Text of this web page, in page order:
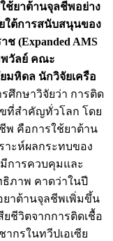
ช้ยาต้านจุลชีพอย่าง
ใต้การสนับสนุนของ
(Expanded AMS
วัลย์ คณะ
มหิดล นักวิจัยเครือ
ศึกษาวิจัยว่า การติด
ที่สำคัญทั่วโลก โดย
พ คือการใช้ยาต้าน
าะห์ผลกระทบของ
การควบคุมและ
ภาพ คาดว่าในปี
ยาต้านจุลชีพเพิ่มขึ้น
ยชีวิตจากการติดเชื้อ
กรในทวีปเอเซีย